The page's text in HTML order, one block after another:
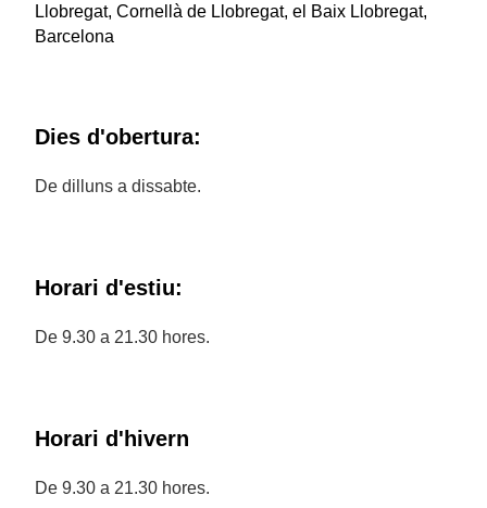
Llobregat, Cornellà de Llobregat, el Baix Llobregat,
Barcelona
Dies d'obertura:
De dilluns a dissabte.
Horari d'estiu:
De 9.30 a 21.30 hores.
Horari d'hivern
De 9.30 a 21.30 hores.